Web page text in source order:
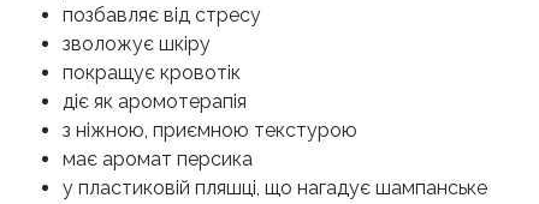
позбавляє від стресу
зволожує шкіру
покращує кровотік
діє як аромотерапія
з ніжною, приємною текстурою
має аромат персика
у пластиковій пляшці, що нагадує шампанське